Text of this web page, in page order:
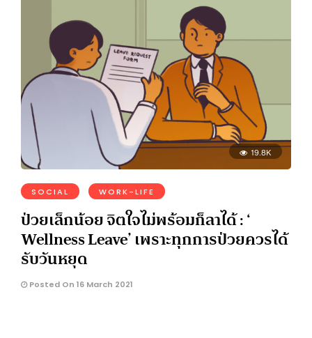
19.8K
SOCIAL WORK-LIFE
ป่วยเล็กน้อย จิตใจไม่พร้อมก็ลาได้ : ‘
Wellness Leave’ เพราะทุกการป่วยควรได้
รับวันหยุด
Posted On 16 March 2021